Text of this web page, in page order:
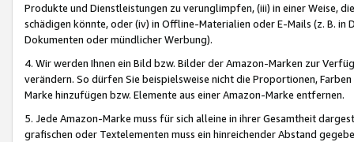
Produkte und Dienstleistungen zu verunglimpfen, (iii) in einer Weise,
schädigen könnte, oder (iv) in Offline-Materialien oder E-Mails (z. B. in
Dokumenten oder mündlicher Werbung).
4. Wir werden Ihnen ein Bild bzw. Bilder der Amazon-Marken zur
verändern. So dürfen Sie beispielsweise nicht die Proportionen,
Marke hinzufügen bzw. Elemente aus einer Amazon-Marke entfernen.
5. Jede Amazon-Marke muss für sich alleine in ihrer Gesamtheit
grafischen oder Textelementen muss ein hinreichender Abstand